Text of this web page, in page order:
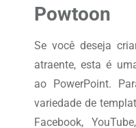
Powtoon
Se você deseja
atraente, esta é
ao PowerPoint.
variedade de
Facebook,